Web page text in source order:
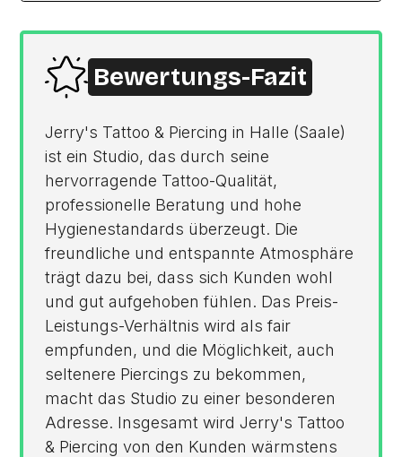
Bewertungs-Fazit
Jerry's Tattoo & Piercing in Halle (Saale)
ist ein Studio, das durch seine
hervorragende Tattoo-Qualität,
professionelle Beratung und hohe
Hygienestandards überzeugt. Die
freundliche und entspannte Atmosphäre
trägt dazu bei, dass sich Kunden wohl
und gut aufgehoben fühlen. Das Preis-
Leistungs-Verhältnis wird als fair
empfunden, und die Möglichkeit, auch
seltenere Piercings zu bekommen,
macht das Studio zu einer besonderen
Adresse. Insgesamt wird Jerry's Tattoo
& Piercing von den Kunden wärmstens